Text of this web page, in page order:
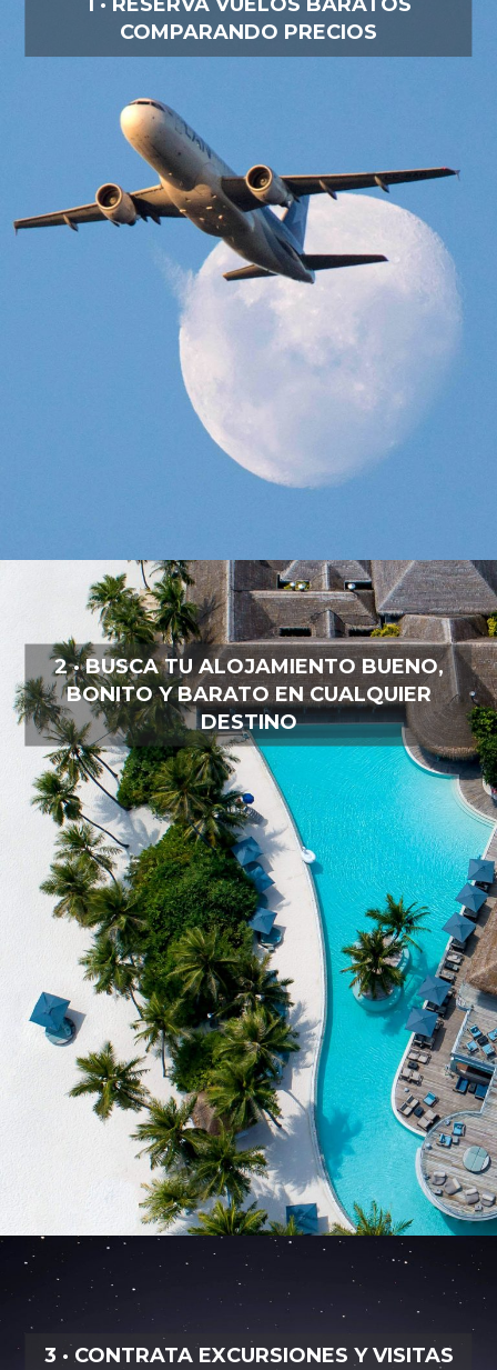
1 · RESERVA VUELOS BARATOS
COMPARANDO PRECIOS
2 · BUSCA TU ALOJAMIENTO BUENO,
BONITO Y BARATO EN CUALQUIER
DESTINO
3 · CONTRATA EXCURSIONES Y VISITAS